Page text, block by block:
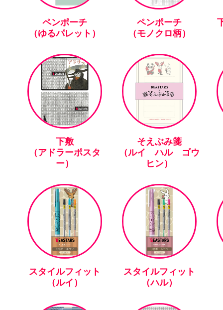
ペンポーチ
（ゆるパレット）
ペンポーチ
（モノクロ柄）
下敷
（アドラーポスタ
ー）
そえぶみ箋
（ルイ ハル ゴウ
ヒン）
スタイルフィット
（ルイ）
スタイルフィット
（ハル）